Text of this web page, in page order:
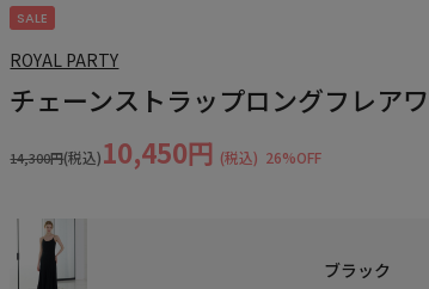
SALE
ROYAL PARTY
チェーンストラップロングフレア
14,300円(税込)10,450円 (税込) 26%OFF
ブラック